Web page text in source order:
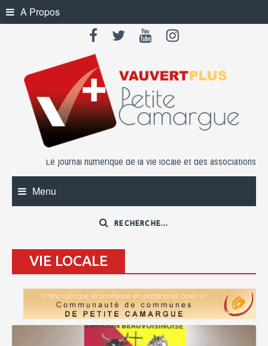
Skip
to
A Propos
Le journal numérique de la vie locale et des associations
Menu
VIE LOCALE